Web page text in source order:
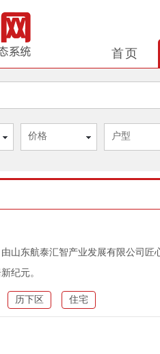
首页
价格 户型
山东航泰汇智产业发展有限公司
纪元。
历下区 住宅